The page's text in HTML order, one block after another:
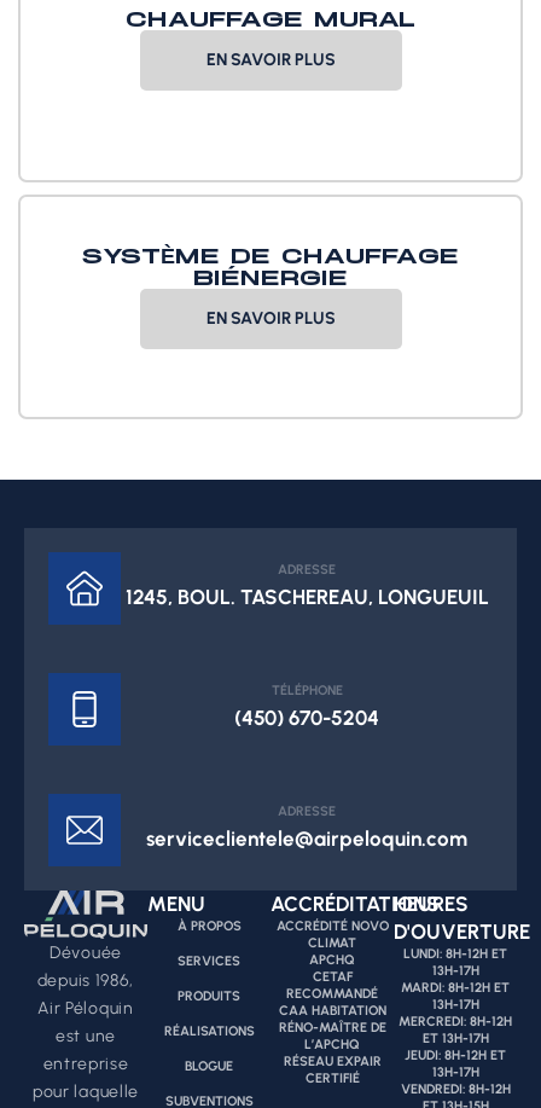
CHAUFFAGE MURAL
EN SAVOIR PLUS
SYSTÈME DE CHAUFFAGE
BIÉNERGIE
EN SAVOIR PLUS
ADRESSE
1245, BOUL. TASCHEREAU, LONGUEUIL
TÉLÉPHONE
(450) 670-5204
ADRESSE
serviceclientele@airpeloquin.com
Dévouée
depuis 1986,
Air Péloquin
est une
entreprise
pour laquelle
MENU
À PROPOS
SERVICES
PRODUITS
RÉALISATIONS
BLOGUE
SUBVENTIONS
ACCRÉDITATIONS
ACCRÉDITÉ NOVO
CLIMAT
APCHQ
CETAF
RECOMMANDÉ
CAA HABITATION
RÉNO-MAÎTRE DE
L’APCHQ
RÉSEAU EXPAIR
CERTIFIÉ
HEURES
D'OUVERTURE
LUNDI: 8H-12H ET
13H-17H
MARDI: 8H-12H ET
13H-17H
MERCREDI: 8H-12H
ET 13H-17H
JEUDI: 8H-12H ET
13H-17H
VENDREDI: 8H-12H